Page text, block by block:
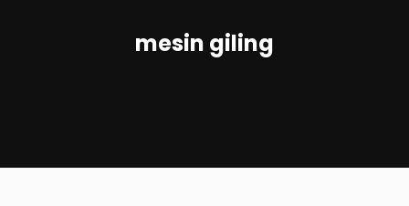
mesin giling